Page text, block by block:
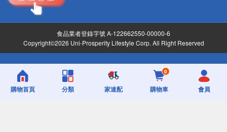
食品業者登錄字號 A-122662550-00000-6
Copyright©2026 Uni-Prosperity Lifestyle Corp. All Right Reserved
購物首頁 分類 家速配
0
購物車 會員